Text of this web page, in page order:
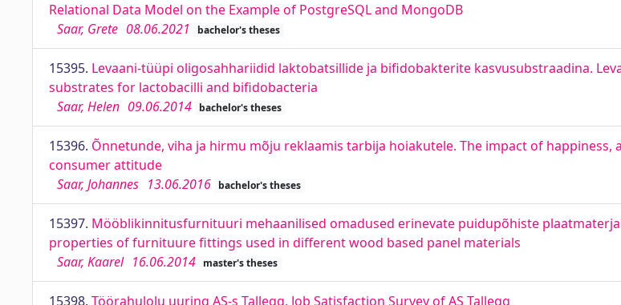
Relational Data Model on the Example of PostgreSQL and MongoDB
Saar, Grete 08.06.2021 bachelor's theses
15395. Levaani-tüüpi oligosahhariidid laktobatsillide ja bifidobakterite kasvusubstraadina.
substrates for lactobacilli and bifidobacteria
Saar, Helen 09.06.2014 bachelor's theses
15396. Õnnetunde, viha ja hirmu mõju reklaamis tarbija hoiakutele. The impact of
consumer attitude
Saar, Johannes 13.06.2016 bachelor's theses
15397. Mööblikinnitusfurnituuri mehaanilised omadused erinevate puidupõhiste
properties of furnituure fittings used in different wood based panel materials
Saar, Kaarel 16.06.2014 master's theses
15398. Töörahulolu uuring AS-s Tallegg. Job Satisfaction Survey of AS Tallegg